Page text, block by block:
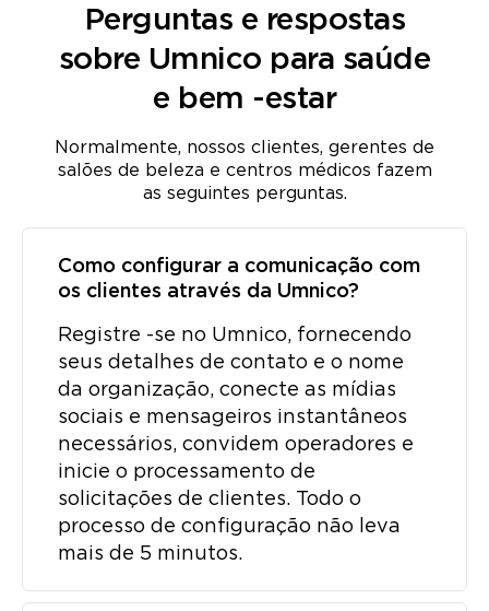
Perguntas e respostas
sobre Umnico para saúde
e bem -estar
Normalmente, nossos clientes, gerentes de
salões de beleza e centros médicos fazem
as seguintes perguntas.
Como configurar a comunicação com
os clientes através da Umnico?
Registre -se no Umnico, fornecendo
seus detalhes de contato e o nome
da organização, conecte as mídias
sociais e mensageiros instantâneos
necessários, convidem operadores e
inicie o processamento de
solicitações de clientes. Todo o
processo de configuração não leva
mais de 5 minutos.